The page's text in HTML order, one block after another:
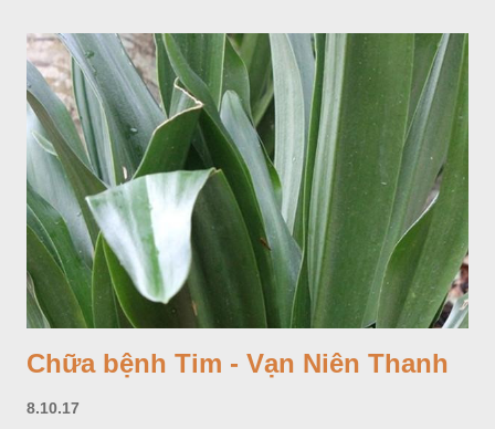
Chữa bệnh Tim - Vạn Niên Thanh
8.10.17